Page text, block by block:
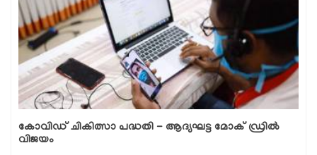
കോവിഡ് ചികിത്സാ പദ്ധതി - ആദ്യഘട്ട മോക് ഡ്രില്‍
വിജയം